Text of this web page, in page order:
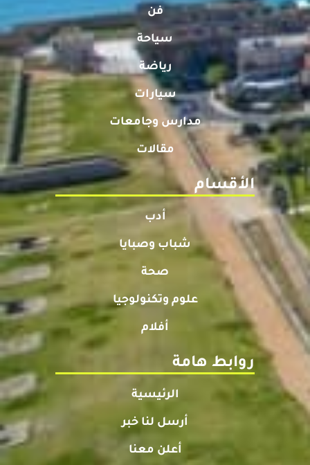
فن
سياحة
رياضة
سيارات
مدارس وجامعات
مقالات
الأقسام
أدب
شباب وصبايا
صحة
علوم وتكنولوجيا
أفلام
روابط هامة
الرئيسية
أرسل لنا خبر
أعلن معنا